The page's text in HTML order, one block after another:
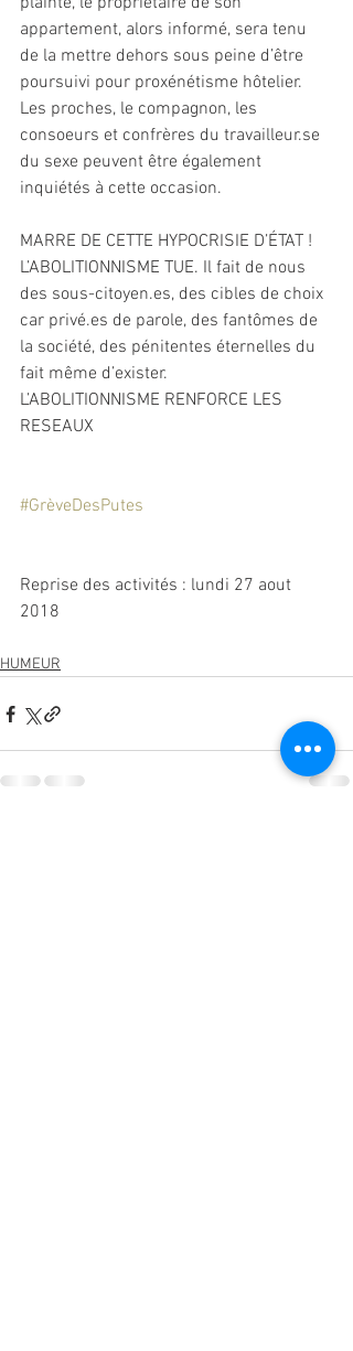
appartement, alors informé, sera tenu
de la mettre dehors sous peine d’être
poursuivi pour proxénétisme hôtelier.
Les proches, le compagnon, les
consoeurs et confrères du travailleur.se
du sexe peuvent être également
inquiétés à cette occasion.
MARRE DE CETTE HYPOCRISIE D’ÉTAT !
L’ABOLITIONNISME TUE. Il fait de nous
des sous-citoyen.es, des cibles de choix
car privé.es de parole, des fantômes de
la société, des pénitentes éternelles du
fait même d’exister.
L’ABOLITIONNISME RENFORCE LES
RESEAUX
#GrèveDesPutes
Reprise des activités : lundi 27 aout
2018
HUMEUR